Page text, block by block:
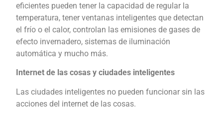
eficientes pueden tener la capacidad de regular la
temperatura, tener ventanas inteligentes que detectan
el frío o el calor, controlan las emisiones de gases de
efecto invernadero, sistemas de iluminación
automática y mucho más.
Internet de las cosas y ciudades inteligentes
Las ciudades inteligentes no pueden funcionar sin las
acciones del internet de las cosas.